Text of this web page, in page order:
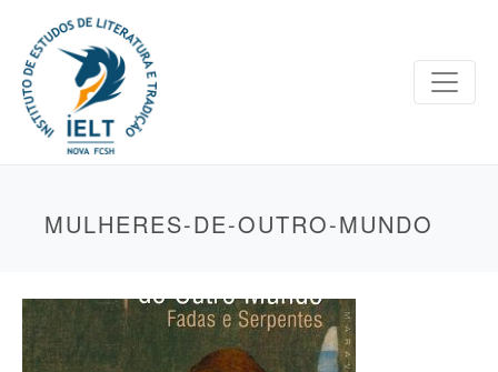
MULHERES-DE-OUTRO-MUNDO